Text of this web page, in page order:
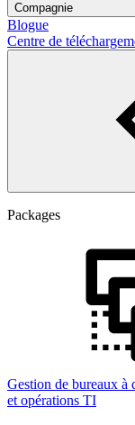
Compagnie
Blogue
Centre de
Packages
Gestion de bureaux à
et opérations TI